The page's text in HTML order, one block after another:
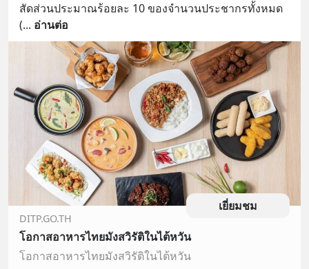
สัดส่วนประมาณร้อยละ 10 ของจำนวนประชากรทั้งหมด
(... อ่านต่อ
เยี่ยมชม
DITP.GO.TH
โอกาสอาหารไทยมังสวิรัติในไต้หวัน
โอกาสอาหารไทยมังสวิรัติในไต้หวัน